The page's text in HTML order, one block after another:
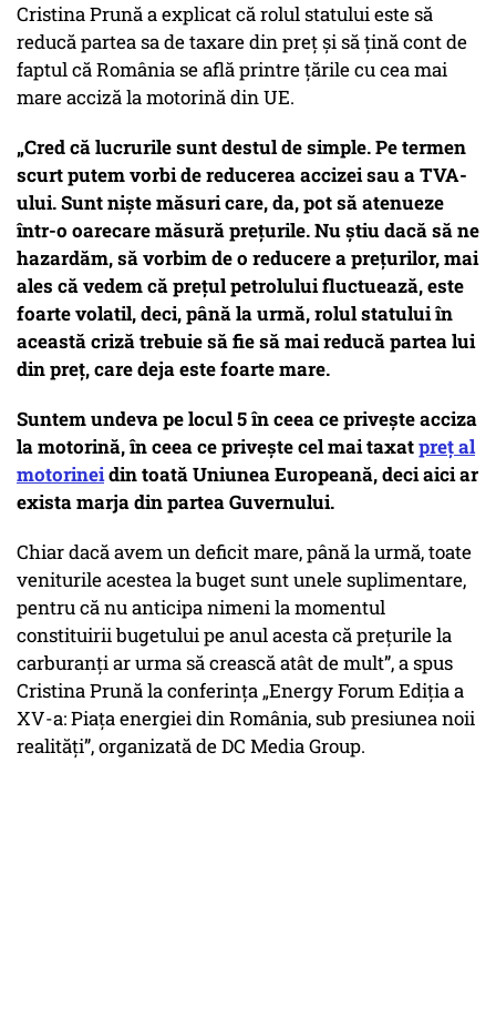
Cristina Prună a explicat că rolul statului este să
reducă partea sa de taxare din preț și să țină cont de
faptul că România se află printre țările cu cea mai
mare acciză la motorină din UE.
„Cred că lucrurile sunt destul de simple. Pe termen
scurt putem vorbi de reducerea accizei sau a TVA-
ului. Sunt niște măsuri care, da, pot să atenueze
într-o oarecare măsură prețurile. Nu știu dacă să ne
hazardăm, să vorbim de o reducere a prețurilor, mai
ales că vedem că prețul petrolului fluctuează, este
foarte volatil, deci, până la urmă, rolul statului în
această criză trebuie să fie să mai reducă partea lui
din preț, care deja este foarte mare.
Suntem undeva pe locul 5 în ceea ce privește acciza
la motorină, în ceea ce privește cel mai taxatpreț al
motorineidin toată Uniunea Europeană, deci aici ar
exista marja din partea Guvernului.
Chiar dacă avem un deficit mare, până la urmă, toate
veniturile acestea la buget sunt unele suplimentare,
pentru că nu anticipa nimeni la momentul
constituirii bugetului pe anul acesta că prețurile la
carburanți ar urma să crească atât de mult”, a spus
Cristina Prună la conferința „Energy Forum Ediția a
XV-a: Piața energiei din România, sub presiunea noii
realități”, organizată de DC Media Group.